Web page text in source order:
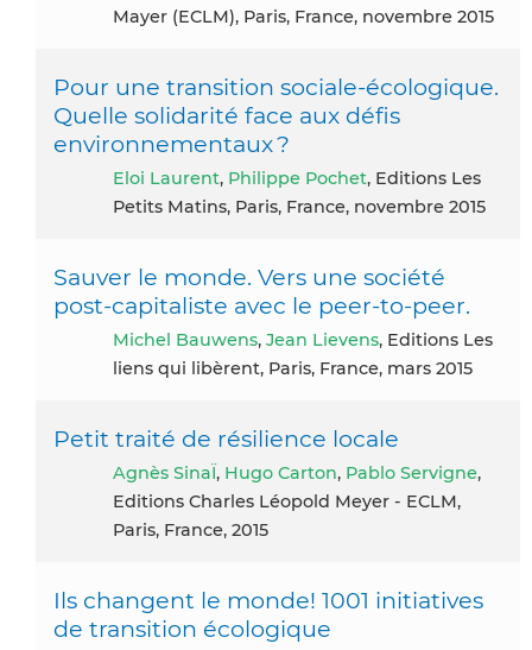
Mayer (ECLM), Paris, France, novembre 2015
Pour une transition sociale-écologique.
Quelle solidarité face aux défis
environnementaux ?
Eloi Laurent, Philippe Pochet, Editions Les
Petits Matins, Paris, France, novembre 2015
Sauver le monde. Vers une société
post-capitaliste avec le peer-to-peer.
Michel Bauwens, Jean Lievens, Editions Les
liens qui libèrent, Paris, France, mars 2015
Petit traité de résilience locale
Agnès SinaÏ, Hugo Carton, Pablo Servigne,
Editions Charles Léopold Meyer - ECLM,
Paris, France, 2015
Ils changent le monde! 1001 initiatives
de transition écologique